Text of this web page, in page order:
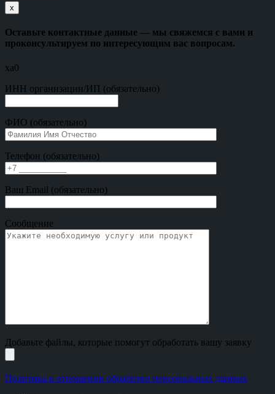
х
Оставьте контактные данные — мы свяжемся с вами и
проконсультируем по интересующим вас вопросам.
xa0
ИНН организации/ИП (обязательно)
ФИО (обязательно)
Телефон (обязательно)
Ваш Email (обязательно)
Сообщение
Добавьте файлы, которые помогут обработать вашу заявку
Политика в отношении обработки персональных данных